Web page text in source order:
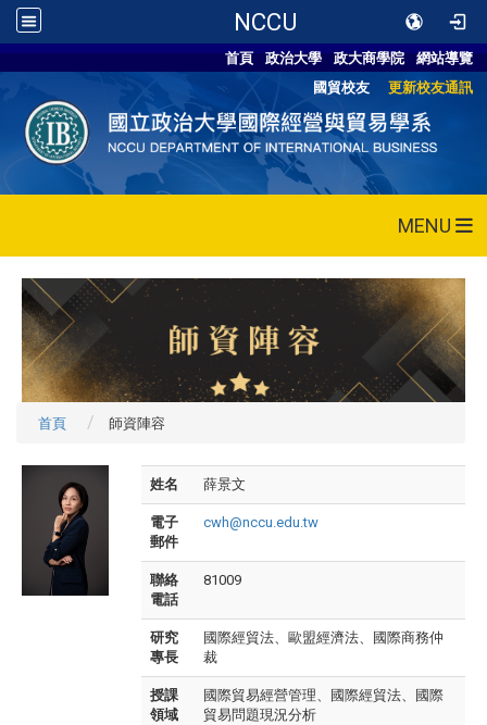
NCCU
首頁 政治大學 政大商學院
網站導覽
國貿校友
更新校友通訊
MENU
首頁 師資陣容
姓名 薛景文
電子
郵件
cwh@nccu.edu.tw
聯絡
電話
81009
研究
專長
國際經貿法、歐盟經濟法、國際商務仲
裁
授課
領域
國際貿易經營管理、國際經貿法、國際
貿易問題現況分析